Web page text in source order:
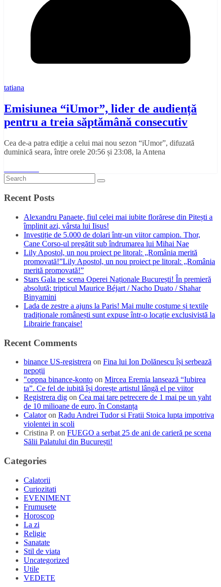
tatiana
Emisiunea “iUmor”, lider de audiență
pentru a treia săptămână consecutiv
Cea de-a patra ediţie a celui mai nou sezon “iUmor”, difuzată
duminică seara, între orele 20:56 și 23:08, la Antena
Recent Posts
Alexandru Panaete, fiul celei mai iubite florărese din Pitești a
împlinit azi, vârsta lui Iisus!
Investiție de 5.000 de dolari într-un viitor campion. Thor,
Cane Corso-ul pregătit sub îndrumarea lui Mihai Nae
Lily Apostol, un nou proiect pe litoral: „România merită
promovată!”Lily Apostol, un nou proiect pe litoral: „România
merită promovată!”
Stars Gala pe scena Operei Naționale București! În premieră
absolută: tripticul Maurice Béjart / Nacho Duato / Shahar
Binyamini
Lada de zestre a ajuns la Paris! Mai multe costume și textile
tradiționale românești sunt expuse într-o locație exclusivistă la
Librairie française!
Recent Comments
binance US-registrera on Fina lui Ion Dolănescu își serbează
nepoții
"oppna binance-konto on Mircea Eremia lansează “Iubirea
ta”. Ce fel de iubită își dorește artistul lângă el pe viitor
Registrera dig on Cea mai tare petrecere de 1 mai pe un yaht
de 10 milioane de euro, în Constanța
Calatoron Radu Andrei Tudor si Fratii Stoica lupta impotriva
violentei in scoli
Cristina P. on FUEGO a serbat 25 de ani de carieră pe scena
Sălii Palatului din București!
Categories
Calatorii
Curiozitati
EVENIMENT
Frumusete
Horoscop
La zi
Religie
Sanatate
Stil de viata
Uncategorized
Utile
VEDETE